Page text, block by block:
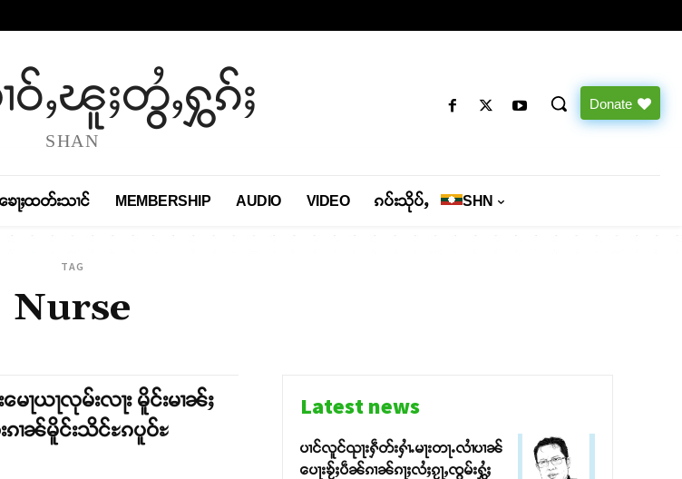
ဝ်ႇၽူႈတွႆႇႁွၵ်ႈ
SHAN
Donate
ၶေႃႈထတ်းသၢင် MEMBERSHIP AUDIO VIDEO ၵပ်းသိုပ်ႇ SHN
TAG
Nurse
ေႃယႃလုမ်းလႃး မိူင်းမၢၼ်ႈ
ၵၢၼ်မိူင်းသိင်ႊၵပူဝ်ႊ
Latest news
ပၢင်လူင်ၺႃးႁဵတ်းႁၢႆႉမႃးတႃႉလၢႆပၢၼ် ​​
ပေႃးၶႂ်ႈပဵၼ်ၵၢၼ်ၵႃႈလႆႈၵႂႃႇၸွမ်းႁွႆႈ